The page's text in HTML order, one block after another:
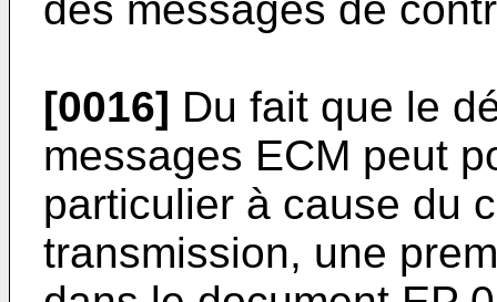
[0016] Du fait que le
messages ECM peut
particulier à cause du
transmission, une